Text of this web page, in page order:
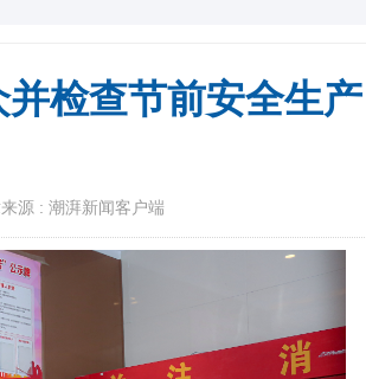
检查节前安全生产
源 : 潮湃新闻客户端